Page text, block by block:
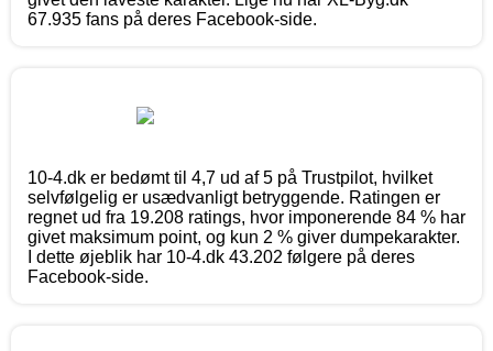
67.935 fans på deres Facebook-side.
10-4.dk er bedømt til 4,7 ud af 5 på Trustpilot, hvilket
selvfølgelig er usædvanligt betryggende. Ratingen er
regnet ud fra 19.208 ratings, hvor imponerende 84 % har
givet maksimum point, og kun 2 % giver dumpekarakter.
I dette øjeblik har 10-4.dk 43.202 følgere på deres
Facebook-side.